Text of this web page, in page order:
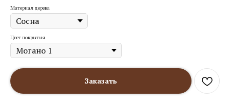
Материал дерева
Цвет покрытия
Заказать